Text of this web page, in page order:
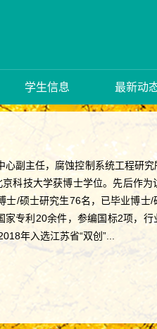
学生信息 最新动
副主任，腐蚀控制系统工程研
科技大学获博士学位。先后作
/硕士研究生76名，已毕业博
专利20余件，参编国标2项，
年入选江苏省“双创”...